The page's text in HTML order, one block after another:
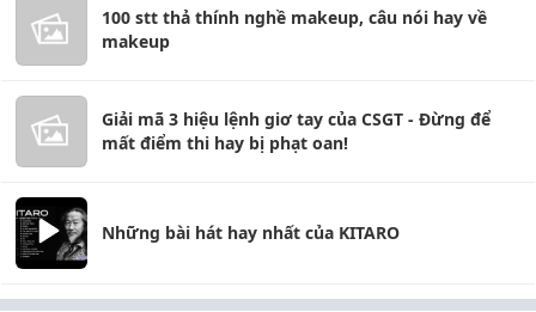
100 stt thả thính nghề makeup, câu nói hay về
makeup
Giải mã 3 hiệu lệnh giơ tay của CSGT - Đừng để
mất điểm thi hay bị phạt oan!
Những bài hát hay nhất của KITARO